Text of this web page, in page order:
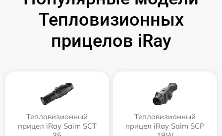
Тепловизионных
прицелов iRay
Тепловизионный
прицел iRay Saim SCT
Тепловизионный
прицел iRay Saim SCP